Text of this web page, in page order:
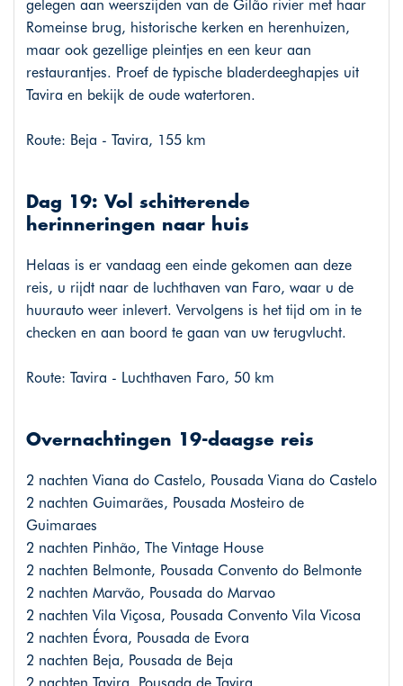
gelegen aan weerszijden van de Gilão rivier met haar
Romeinse brug, historische kerken en herenhuizen,
maar ook gezellige pleintjes en een keur aan
restaurantjes. Proef de typische bladerdeeghapjes uit
Tavira en bekijk de oude watertoren.
Route: Beja - Tavira, 155 km
Dag 19: Vol schitterende
herinneringen naar huis
Helaas is er vandaag een einde gekomen aan deze
reis, u rijdt naar de luchthaven van Faro, waar u de
huurauto weer inlevert. Vervolgens is het tijd om in te
checken en aan boord te gaan van uw terugvlucht.
Route: Tavira - Luchthaven Faro, 50 km
Overnachtingen 19-daagse reis
2 nachten Viana do Castelo, Pousada Viana do Castelo
2 nachten Guimarães, Pousada Mosteiro de
Guimaraes
2 nachten Pinhão, The Vintage House
2 nachten Belmonte, Pousada Convento do Belmonte
2 nachten Marvão, Pousada do Marvao
2 nachten Vila Viçosa, Pousada Convento Vila Vicosa
2 nachten Évora, Pousada de Evora
2 nachten Beja, Pousada de Beja